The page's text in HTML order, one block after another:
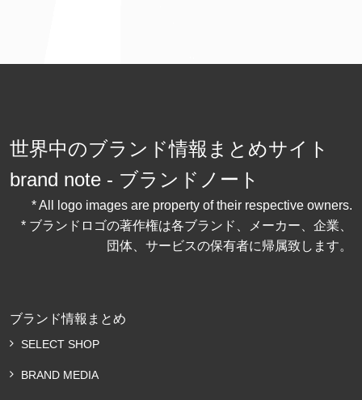
世界中のブランド情報まとめサイト
brand note - ブランドノート
* All logo images are property of their respective owners.
* ブランドロゴの著作権は各ブランド、メーカー、企業、
団体、サービスの保有者に帰属致します。
ブランド情報まとめ
SELECT SHOP
BRAND MEDIA